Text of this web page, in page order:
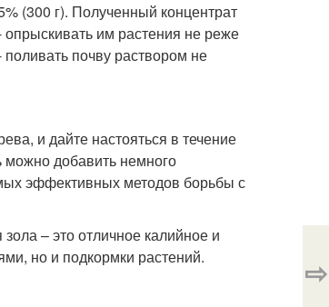
(300 г). Полученный концентрат
им растения не реже
почву раствором не
и дайте настояться в течение
можно добавить немного
эффективных методов борьбы с
– это отличное калийное и
но и подкормки растений.
⇨